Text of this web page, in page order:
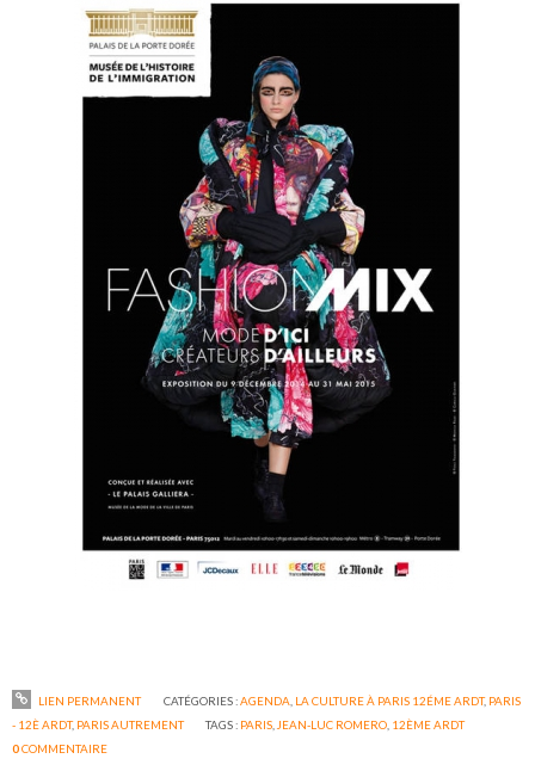
LIEN PERMANENT CATÉGORIES :AGENDA LA CULTURE À PARIS 12ÉME ARDT, PARIS
- 12È ARDT, PARIS AUTREMENT TAGS : PARIS JEAN-LUC ROMERO 12ÈME ARDT
0COMMENTAIRE